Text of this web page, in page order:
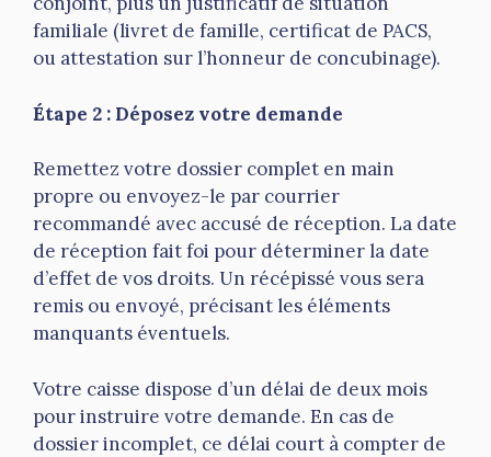
familiale (livret de famille, certificat de PACS,
ou attestation sur l’honneur de concubinage).
Étape 2 : Déposez votre demande
Remettez votre dossier complet en main
propre ou envoyez-le par courrier
recommandé avec accusé de réception. La date
de réception fait foi pour déterminer la date
d’effet de vos droits. Un récépissé vous sera
remis ou envoyé, précisant les éléments
manquants éventuels.
Votre caisse dispose d’un délai de deux mois
pour instruire votre demande. En cas de
dossier incomplet, ce délai court à compter de